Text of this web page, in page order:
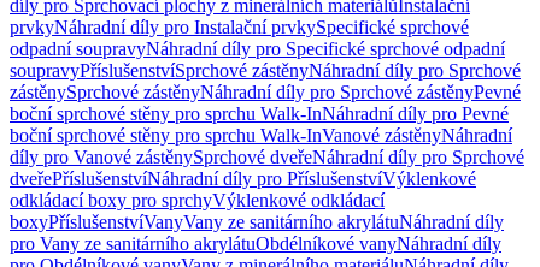
díly pro Sprchovací plochy z minerálních materiálůInstalační
prvkyNáhradní díly pro Instalační prvkySpecifické sprchové
odpadní soupravyNáhradní díly pro Specifické sprchové odpadní
soupravyPříslušenstvíSprchové zástěnyNáhradní díly pro Sprchové
zástěnySprchové zástěnyNáhradní díly pro Sprchové zástěnyPevné
boční sprchové stěny pro sprchu Walk-InNáhradní díly pro Pevné
boční sprchové stěny pro sprchu Walk-InVanové zástěnyNáhradní
díly pro Vanové zástěnySprchové dveřeNáhradní díly pro Sprchové
dveřePříslušenstvíNáhradní díly pro PříslušenstvíVýklenkové
odkládací boxy pro sprchyVýklenkové odkládací
boxyPříslušenstvíVanyVany ze sanitárního akrylátuNáhradní díly
pro Vany ze sanitárního akrylátuObdélníkové vanyNáhradní díly